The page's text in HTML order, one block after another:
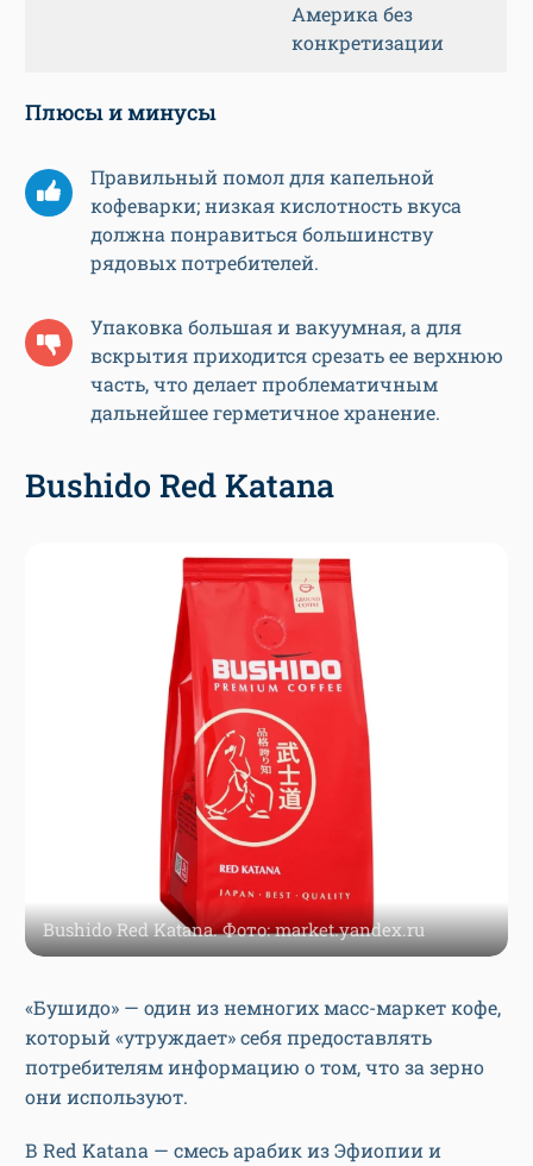
Америка без
конкретизации
Плюсы и минусы
Правильный помол для капельной
кофеварки; низкая кислотность вкуса
должна понравиться большинству
рядовых потребителей.
Упаковка большая и вакуумная, а для
вскрытия приходится срезать ее верхнюю
часть, что делает проблематичным
дальнейшее герметичное хранение.
Bushido Red Katana
Bushido Red Katana. Фото: market.yandex.ru
«Бушидо» — один из немногих масс-маркет кофе,
который «утруждает» себя предоставлять
потребителям информацию о том, что за зерно
они используют.
В Red Katana — смесь арабик из Эфиопии и